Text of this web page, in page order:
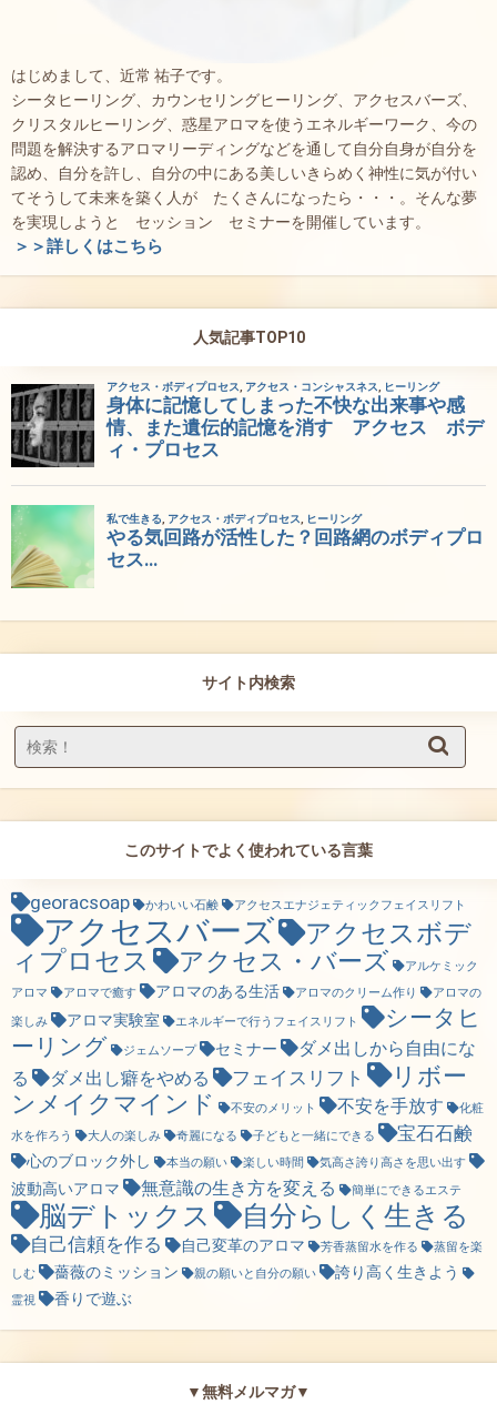
はじめまして、近常 祐子です。
シータヒーリング、カウンセリングヒーリング、アクセスバーズ、
クリスタルヒーリング、惑星アロマを使うエネルギーワーク、今の
問題を解決するアロマリーディングなどを通して自分自身が自分を
認め、自分を許し、自分の中にある美しいきらめく神性に気が付い
てそうして未来を築く人が たくさんになったら・・・。そんな夢
を実現しようと セッション セミナーを開催しています。
＞＞詳しくはこちら
人気記事TOP10
サイト内検索
このサイトでよく使われている言葉
georacsoap かわいい石鹸 アクセスエナジェティックフェイスリフト
アクセスバーズ
アクセスボデ
ィプロセス
アクセス・バーズ
アルケミック
アロマ
アロマで癒す アロマのある生活 アロマのクリーム作り
アロマの
楽しみ
アロマ実験室 エネルギーで行うフェイスリフト
シータヒ
ーリング
ジェムソープ セミナー
ダメ出しから自由にな
る
ダメ出し癖をやめる フェイスリフト
リボー
ンメイクマインド
不安のメリット 不安を手放す
化粧
水を作ろう
大人の楽しみ 奇麗になる 子どもと一緒にできる 宝石石鹸
心のブロック外し 本当の願い 楽しい時間 気高さ誇り高さを思い出す
波動高いアロマ 無意識の生き方を変える 簡単にできるエステ
脳デトックス 自分らしく生きる
自己信頼を作る 自己変革のアロマ 芳香蒸留水を作る
蒸留を楽
しむ
薔薇のミッション 親の願いと自分の願い 誇り高く生きよう
霊視 香りで遊ぶ
▼無料メルマガ▼